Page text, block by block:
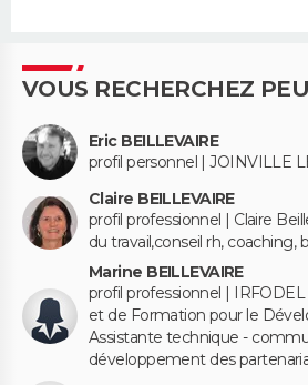
VOUS RECHERCHEZ
Eric BEILLEVAIRE
profil personnel | JOINVILLE
Claire BEILLEVAIRE
profil professionnel | Claire
du travail,conseil rh,
Marine BEILLEVAIRE
profil professionnel |
et de Formation pour le
Assistante technique -
développement des